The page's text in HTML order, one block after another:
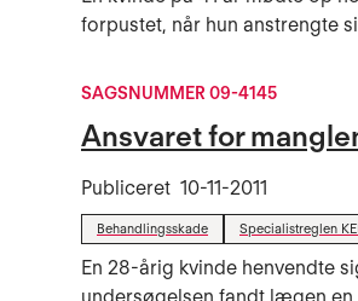
forpustet, når hun anstrengte
SAGSNUMMER 09-4145
Ansvaret for
Publiceret 10-11-2011
Behandlingsskade Specialistreglen
En 28-årig kvinde henvendte